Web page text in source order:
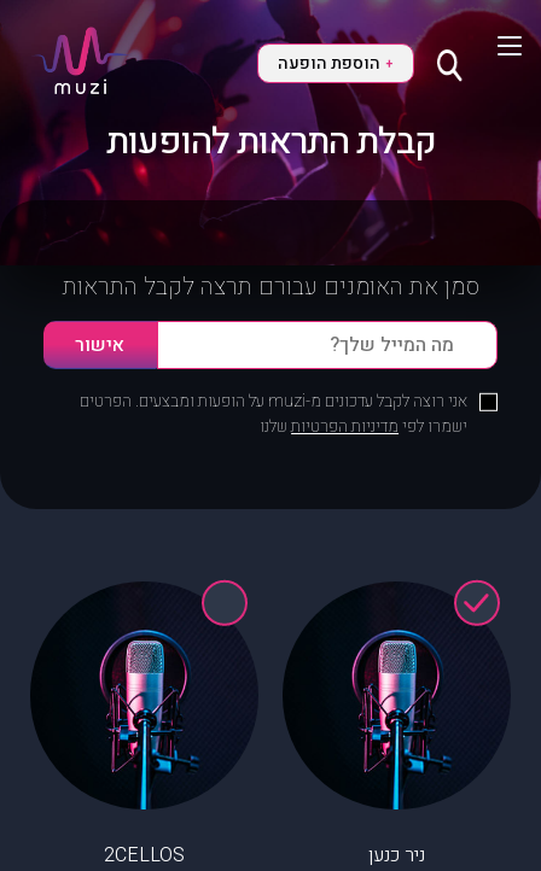
+ הוספת הופעה
קבלת התראות להופעות
סמן את האומנים עבורם תרצה לקבל התראות
אני רוצה לקבל עדכונים מ-muzi על הופעות ומבצעים. הפרטים
ישמרו לפימדיניות הפרטיותשלנו
ניר כנען 2CELLOS